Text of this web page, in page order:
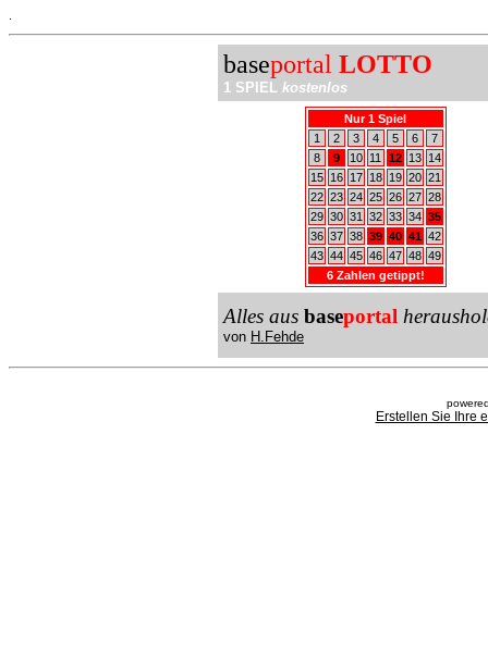
baseportal LOTTO
1 SPIEL kostenlos
Nur 1 Spiel
1
2 3 4 5 6
7
8
9 10 11 12 13
14
15
16 17 18 19 20 21
22 23 24 25 26 27 28
29 30 31 32 33 34 35
36 37 38 39 40 41 42
43 44 45 46 47 48 49
6 Zahlen getippt!
Alles aus baseportal
von H.Fehde
Erstellen Sie Ihre